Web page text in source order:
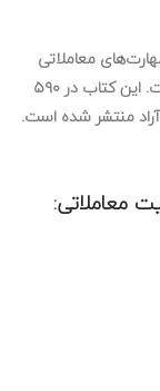
معاملاتی
خود هستید، “۲۰۰+۲ تفکر” بهترین انتخاب شماست. این کتاب در ۵۹۰
منتشر شده است.